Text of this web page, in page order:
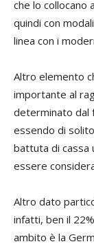
che lo collocano
quindi con
linea con i
Altro elemento
importante al
determinato dal
essendo di
battuta di cassa
essere
Altro dato
infatti, ben il
ambito è la